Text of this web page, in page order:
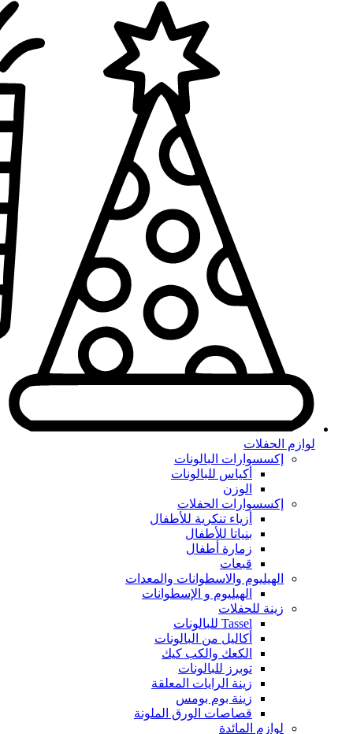
لوازم الحفلات
إكسسوارات البالونات
أكياس للبالونات
الوزن
إكسسوارات الحفلات
أزياء تنكرية للأطفال
بنياتا للأطفال
زمارة أطفال
قبعات
الهيليوم والاسطوانات والمعدات
الهيليوم و الإسطوانات
زينة للحفلات
Tassel للبالونات
أكاليل من البالونات
الكعك والكب كيك
توبرز للبالونات
زينة الرايات المعلقة
زينة بوم بومس
قصاصات الورق الملونة
لوازم المائدة